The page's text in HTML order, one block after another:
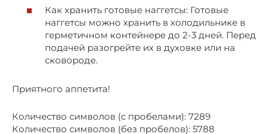
Как хранить готовые наггетсы: Готовые
наггетсы можно хранить в холодильнике в
герметичном контейнере до 2-3 дней. Перед
подачей разогрейте их в духовке или на
сковороде.
Приятного аппетита!
Количество символов (с пробелами): 7289
Количество символов (без пробелов): 5788